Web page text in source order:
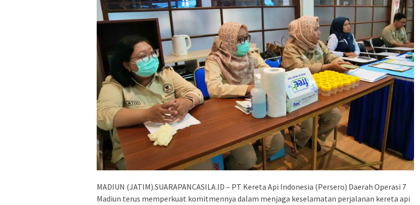
MADIUN (JATIM).SUARAPANCASILA.ID – PT Kereta Api Indonesia (Persero) Daerah Operasi 7
Madiun terus memperkuat komitmennya dalam menjaga keselamatan perjalanan kereta api